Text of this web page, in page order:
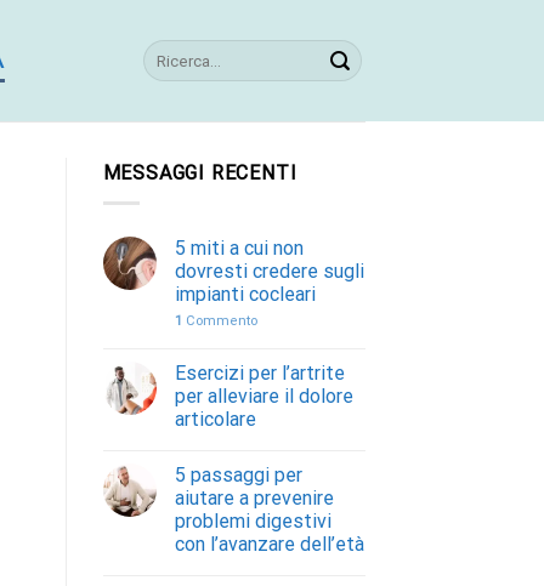
MESSAGGI RECENTI
5 miti a cui non
dovresti credere sugli
impianti cocleari
1 Commento
Esercizi per l’artrite
per alleviare il dolore
articolare
5 passaggi per
aiutare a prevenire
problemi digestivi
con l’avanzare dell’età